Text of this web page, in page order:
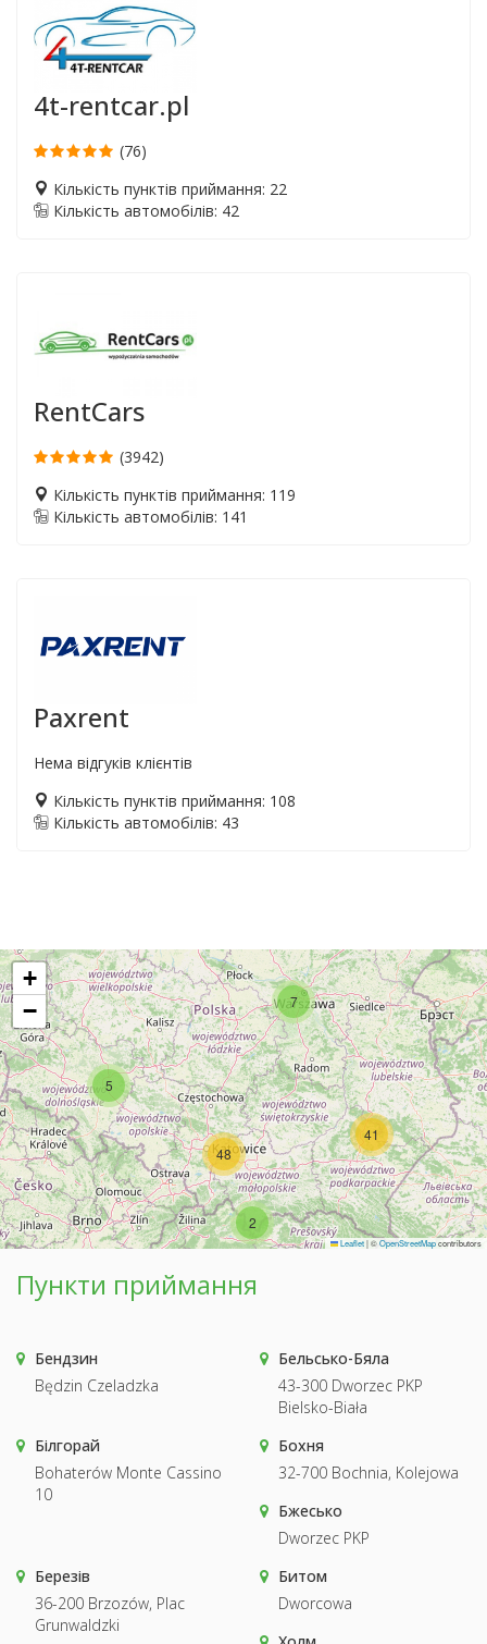
4t-rentcar.pl
(76)
Кількість пунктів приймання: 22
Кількість автомобілів: 42
RentCars
(3942)
Кількість пунктів приймання: 119
Кількість автомобілів: 141
Paxrent
Нема відгуків клієнтів
Кількість пунктів приймання: 108
Кількість автомобілів: 43
7
41
2
5
48
+
−
Leaflet|©OpenStreetMapcontributors
Пункти приймання
Бендзин
Będzin Czeladzka
Бельсько-Бяла
43-300 Dworzec PKP
Bielsko-Biała
Білгорай
Bohaterów Monte Cassino
10
Бохня
32-700 Bochnia, Kolejowa
Бжесько
Dworzec PKP
Березів
36-200 Brzozów, Plac
Grunwaldzki
Битом
Dworcowa